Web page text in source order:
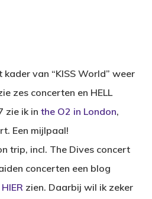
van “KISS World” weer
zes concerten en HELL
zie ik in the O2 in London,
Een mijlpaal!
trip, incl. The Dives concert
concerten een blog
HIER zien. Daarbij wil ik zeker